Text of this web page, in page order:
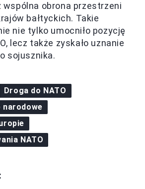
wspólna obrona przestrzeni
bałtyckich. Takie
nie tylko umocniło pozycję
lecz także zyskało uznanie
sojusznika.
Droga do NATO
narodowe
NATO